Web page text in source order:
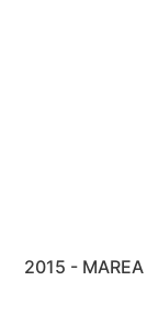
2015 - MAREA